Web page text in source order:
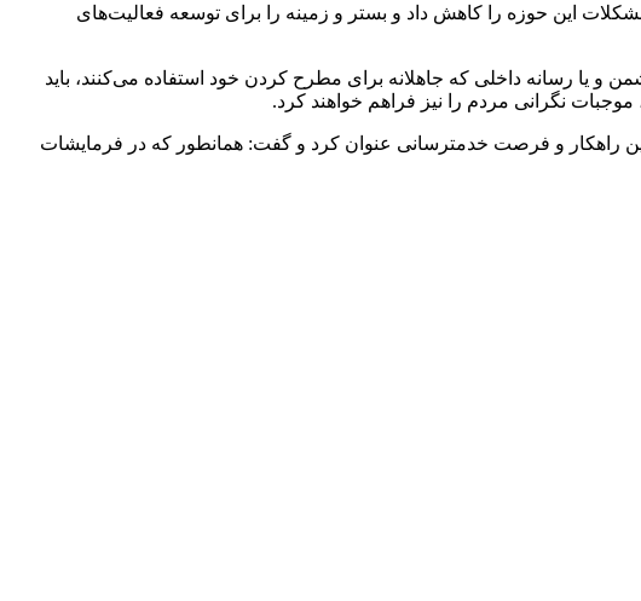
این حوزه را کاهش داد و بستر و زمینه را برای توسعه فعالیت‌های
و یا رسانه داخلی که جاهلانه برای مطرح کردن خود استفاده می‌کنند، باید
نگرانی مردم را نیز فراهم خواهند کرد.
وی حضور مسئولان را در میان مردم و بازگو کردن کارها و خدمات انجام شده به آنان و گوش دادن به مشکلات مردم را مهم‎ترین راهکار و فرصت خدمت‎رسانی عنوان کرد و گفت: همانطور که در فرمایشات